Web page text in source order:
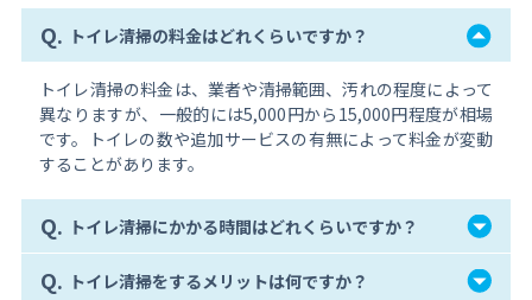
Q. トイレ清掃の料金はどれくらいですか？
トイレ清掃の料金は、業者や清掃範囲、汚れの程度によって
異なりますが、一般的には5,000円から15,000円程度が相場
です。トイレの数や追加サービスの有無によって料金が変動
することがあります。
Q. トイレ清掃にかかる時間はどれくらいですか？
Q. トイレ清掃をするメリットは何ですか？